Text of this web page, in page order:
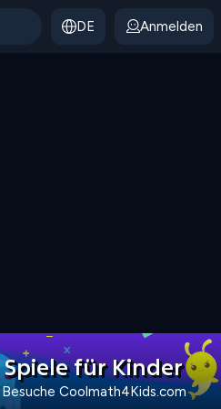
DE Anmelden
Spiele für Kinder
Besuche Coolmath4Kids.com